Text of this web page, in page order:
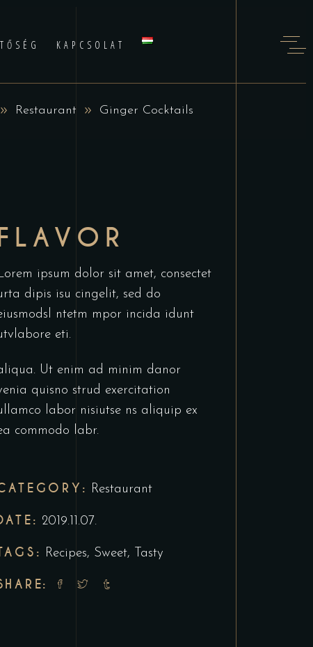
KAPCSOLAT
Restaurant Ginger Cocktails
ipsum dolor sit amet, consectet
dipis isu cingelit, sed do
ntetm mpor incida idunt
eti.
Ut enim ad minim danor
quisno strud exercitation
labor nisiutse ns aliquip ex
commodo labr.
Restaurant
2019.11.07.
Recipes, Sweet, Tasty